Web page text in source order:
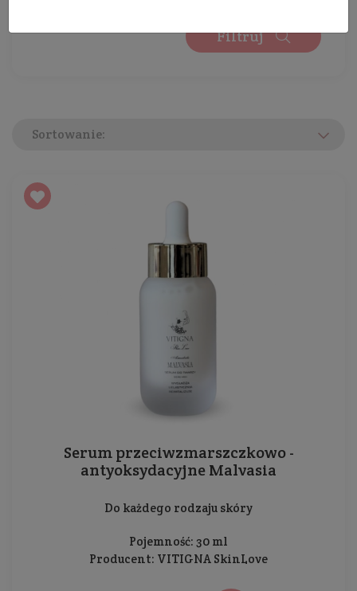
Filtruj
Sortowanie:
Serum przeciwzmarszczkowo -
antyoksydacyjne Malvasia
Do każdego rodzaju skóry
Pojemność: 30 ml
Producent: VITIGNA SkinLove